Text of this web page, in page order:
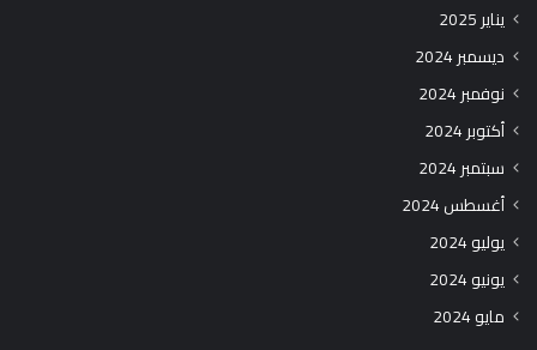
يناير 2025
ديسمبر 2024
نوفمبر 2024
أكتوبر 2024
سبتمبر 2024
أغسطس 2024
يوليو 2024
يونيو 2024
مايو 2024